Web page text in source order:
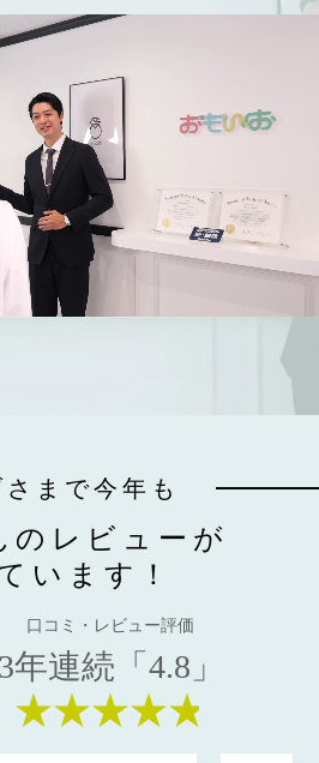
まで今年も
のレビューが
います！
口コミ・レビュー評価
年連続「4.8」
★★★★★